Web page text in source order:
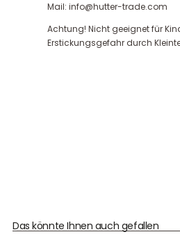
Mail: info@hutter-trade.com
Achtung! Nicht geeignet für
Erstickungsgefahr durch
Das könnte Ihnen auch gefallen